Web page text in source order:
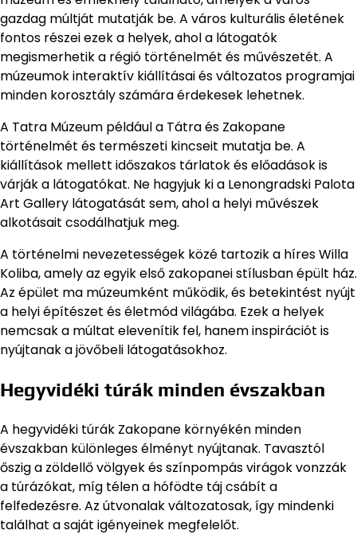
gazdag múltját mutatják be. A város kulturális életének
fontos részei ezek a helyek, ahol a látogatók
megismerhetik a régió történelmét és művészetét. A
múzeumok interaktív kiállításai és változatos programjai
minden korosztály számára érdekesek lehetnek.
A Tatra Múzeum például a Tátra és Zakopane
történelmét és természeti kincseit mutatja be. A
kiállítások mellett időszakos tárlatok és előadások is
várják a látogatókat. Ne hagyjuk ki a Lenongradski Palota
Art Gallery látogatását sem, ahol a helyi művészek
alkotásait csodálhatjuk meg.
A történelmi nevezetességek közé tartozik a híres Willa
Koliba, amely az egyik első zakopanei stílusban épült ház.
Az épület ma múzeumként működik, és betekintést nyújt
a helyi építészet és életmód világába. Ezek a helyek
nemcsak a múltat elevenítik fel, hanem inspirációt is
nyújtanak a jövőbeli látogatásokhoz.
Hegyvidéki túrák minden évszakban
A hegyvidéki túrák Zakopane környékén minden
évszakban különleges élményt nyújtanak. Tavasztól
őszig a zöldellő völgyek és színpompás virágok vonzzák
a túrázókat, míg télen a hófödte táj csábít a
felfedezésre. Az útvonalak változatosak, így mindenki
találhat a saját igényeinek megfelelőt.